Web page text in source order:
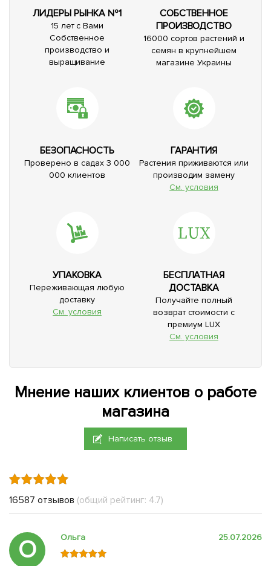
ЛИДЕРЫ РЫНКА №1
15 лет с Вами
Собственное
производство и
выращивание
СОБСТВЕННОЕ
ПРОИЗВОДСТВО
16000 сортов растений и
семян в крупнейшем
магазине Украины
БЕЗОПАСНОСТЬ
Проверено в садах 3 000
000 клиентов
ГАРАНТИЯ
Растения приживаются или
производим замену
См. условия
УПАКОВКА
Переживающая любую
доставку
См. условия
БЕСПЛАТНАЯ
ДОСТАВКА
Получайте полный
возврат стоимости с
премиум LUX
См. условия
Мнение наших клиентов о работе
магазина
Написать отзыв
16587 отзывов (общий рейтинг: 4.7)
О Ольга 25.07.2026